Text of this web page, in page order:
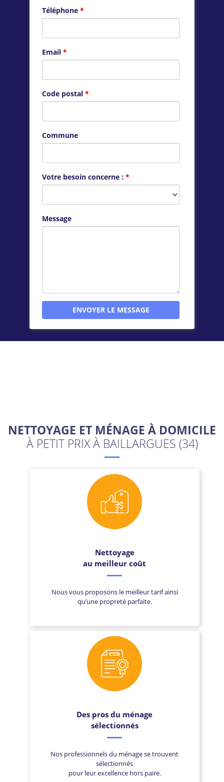
Téléphone *
Email *
Code postal *
Commune
Votre besoin concerne : *
Message
NETTOYAGE ET MÉNAGE À DOMICILE
À PETIT PRIX À BAILLARGUES (34)
Nettoyage
au meilleur coût
Nous vous proposons le meilleur tarif ainsi
qu’une propreté parfaite.
Des pros du ménage
sélectionnés
Nos professionnels du ménage se trouvent
sélectionnés
pour leur excellence hors paire.